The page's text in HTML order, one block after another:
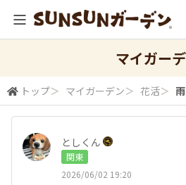
マイガー
トップ＞ マイガーデン＞ 花活＞
としくん
関東
2026/06/02 19:20